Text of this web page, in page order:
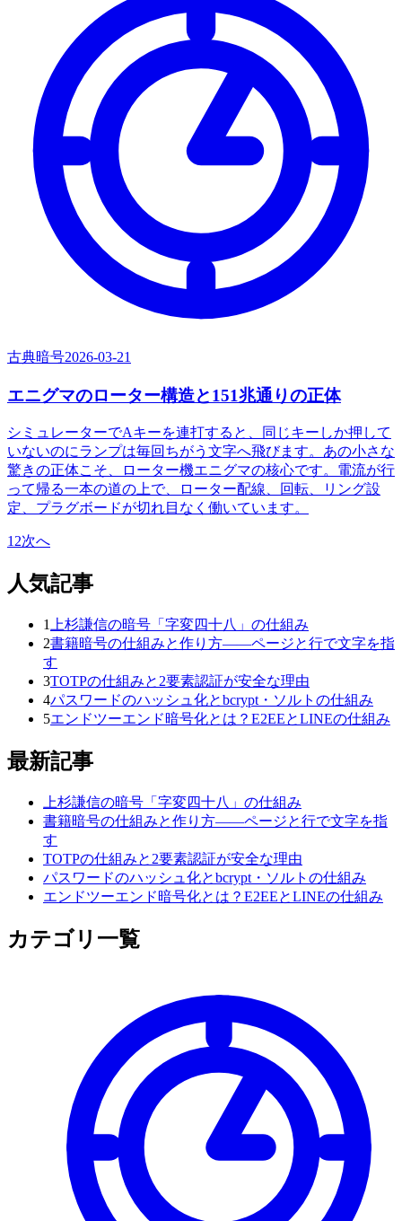
古典暗号2026-03-21
エニグマのローター構造と151兆通りの正体
シミュレーターでAキーを連打すると、同じキーしか押して
いないのにランプは毎回ちがう文字へ飛びます。あの小さな
驚きの正体こそ、ローター機エニグマの核心です。電流が行
って帰る一本の道の上で、ローター配線、回転、リング設
定、プラグボードが切れ目なく働いています。
12次へ
人気記事
1
上杉謙信の暗号「字変四十八」の仕組み
2書籍暗号の仕組みと作り方——ページと行で文字を指
す
3TOTPの仕組みと2要素認証が安全な理由
4パスワードのハッシュ化とbcrypt・ソルトの仕組み
5エンドツーエンド暗号化とは？E2EEとLINEの仕組み
最新記事
上杉謙信の暗号「字変四十八」の仕組み
書籍暗号の仕組みと作り方——ページと行で文字を指
す
TOTPの仕組みと2要素認証が安全な理由
パスワードのハッシュ化とbcrypt・ソルトの仕組み
エンドツーエンド暗号化とは？E2EEとLINEの仕組み
カテゴリ一覧